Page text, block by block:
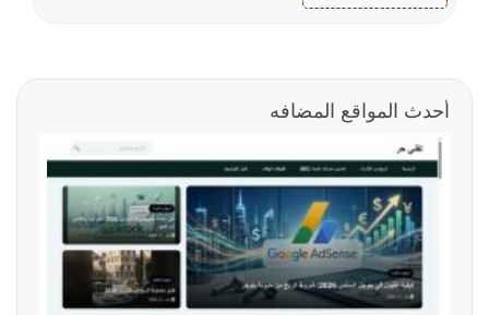
أحدث المواقع المضافه